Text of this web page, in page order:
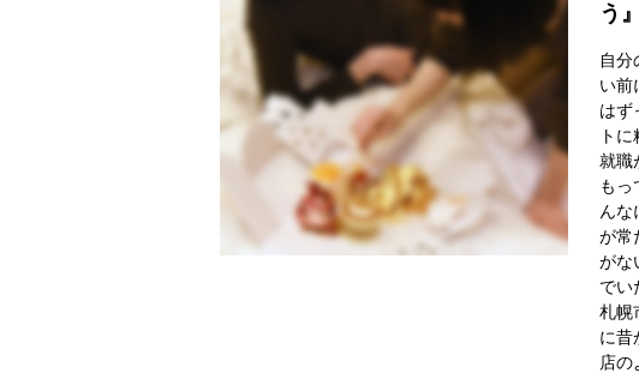
う
自分
い前
はず
ト
就職
もっ
んな
が常
がな
でい
札幌
に昔
店の